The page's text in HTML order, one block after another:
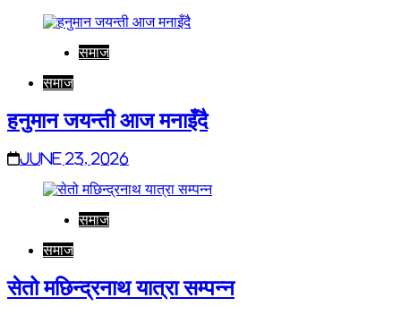
समाज
समाज
हनुमान जयन्ती आज मनाइँदै
June 23, 2026
समाज
समाज
सेतो मछिन्द्रनाथ यात्रा सम्पन्न